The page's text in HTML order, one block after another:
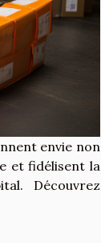
envie non
et fidélisent la
Découvrez